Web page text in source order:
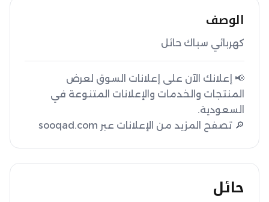
الوصف
كهربائي سباك حائل
📢 إعلانك الآن على إعلانات السوق لعرض
المنتجات والخدمات والإعلانات المتنوعة في
🔎 تصفح المزيد من الإعلانات عبر sooqad.com
حائل